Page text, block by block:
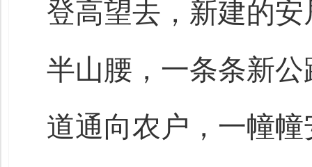
登高望去，新建的
半山腰，一条条新
道通向农户，一幢